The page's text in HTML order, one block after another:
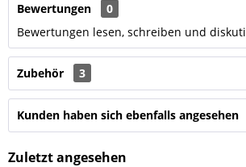
Bewertungen
0
Bewertungen lesen, schreiben und
Zubehör 3
Kunden haben sich ebenfalls angesehen
Zuletzt angesehen